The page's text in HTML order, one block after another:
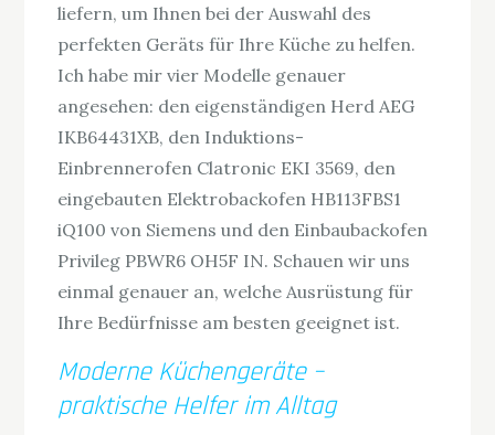
liefern, um Ihnen bei der Auswahl des
perfekten Geräts für Ihre Küche zu helfen.
Ich habe mir vier Modelle genauer
angesehen: den eigenständigen Herd AEG
IKB64431XB, den Induktions-
Einbrennerofen Clatronic EKI 3569, den
eingebauten Elektrobackofen HB113FBS1
iQ100 von Siemens und den Einbaubackofen
Privileg PBWR6 OH5F IN. Schauen wir uns
einmal genauer an, welche Ausrüstung für
Ihre Bedürfnisse am besten geeignet ist.
Moderne Küchengeräte –
praktische Helfer im Alltag